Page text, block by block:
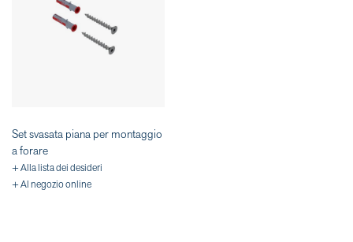
Set svasata piana per montaggio
a forare
+ Alla lista dei desideri
+ Al negozio online